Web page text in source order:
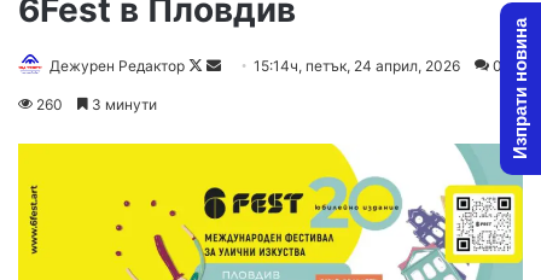
6Fest в Пловдив
Дежурен Редактор
Follow
Send15:14ч, петък, 24 април, 2026 0
260 3 минути Изпрати новина